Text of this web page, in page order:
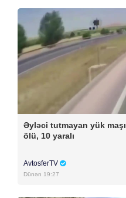
Əyləci tutmayan yük
ölü, 10 yaralı
AvtosferTV
Dünən 19:27